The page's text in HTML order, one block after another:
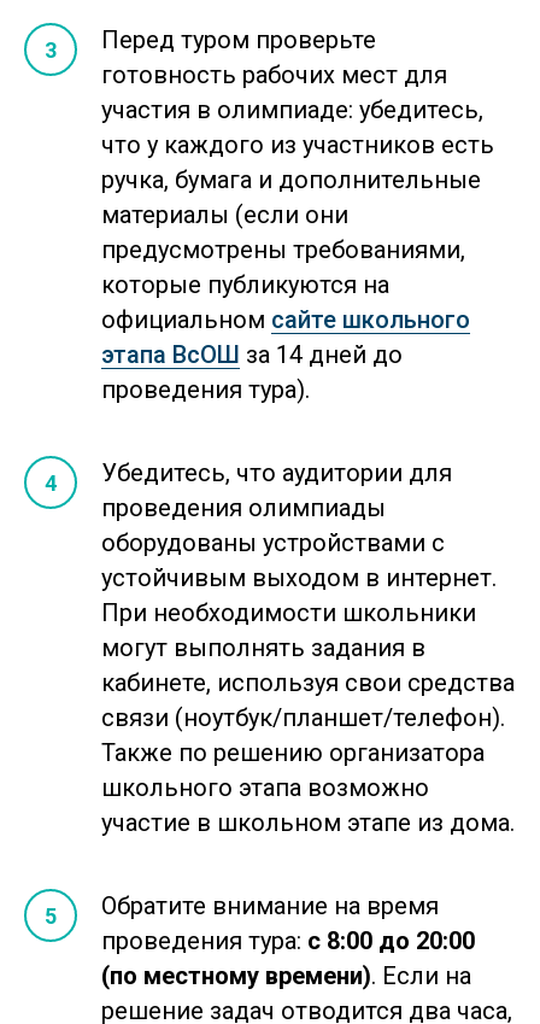
Перед туром проверьте
готовность рабочих мест для
участия в олимпиаде: убедитесь,
что у каждого из участников есть
ручка, бумага и дополнительные
материалы (если они
предусмотрены требованиями,
которые публикуются на
официальном сайте школьного
этапа ВсОШ за 14 дней до
проведения тура).
Убедитесь, что аудитории для
проведения олимпиады
оборудованы устройствами с
устойчивым выходом в интернет.
При необходимости школьники
могут выполнять задания в
кабинете, используя свои средства
связи (ноутбук/планшет/телефон).
Также по решению организатора
школьного этапа возможно
участие в школьном этапе из дома.
Обратите внимание на время
проведения тура: с 8:00 до 20:00
(по местному времени). Если на
решение задач отводится два часа,